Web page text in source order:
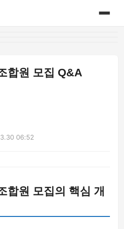
합원 모집 Q&A
06:52
합원 모집의 핵심 개